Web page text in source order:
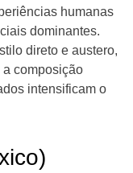
humanas
dominantes.
direto e austero,
a composição
intensificam o